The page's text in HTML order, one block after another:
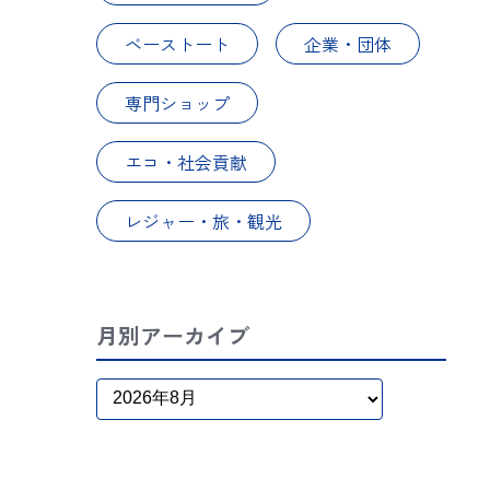
ベーストート 企業・団体
専門ショップ
エコ・社会貢献
レジャー・旅・観光
月別アーカイブ